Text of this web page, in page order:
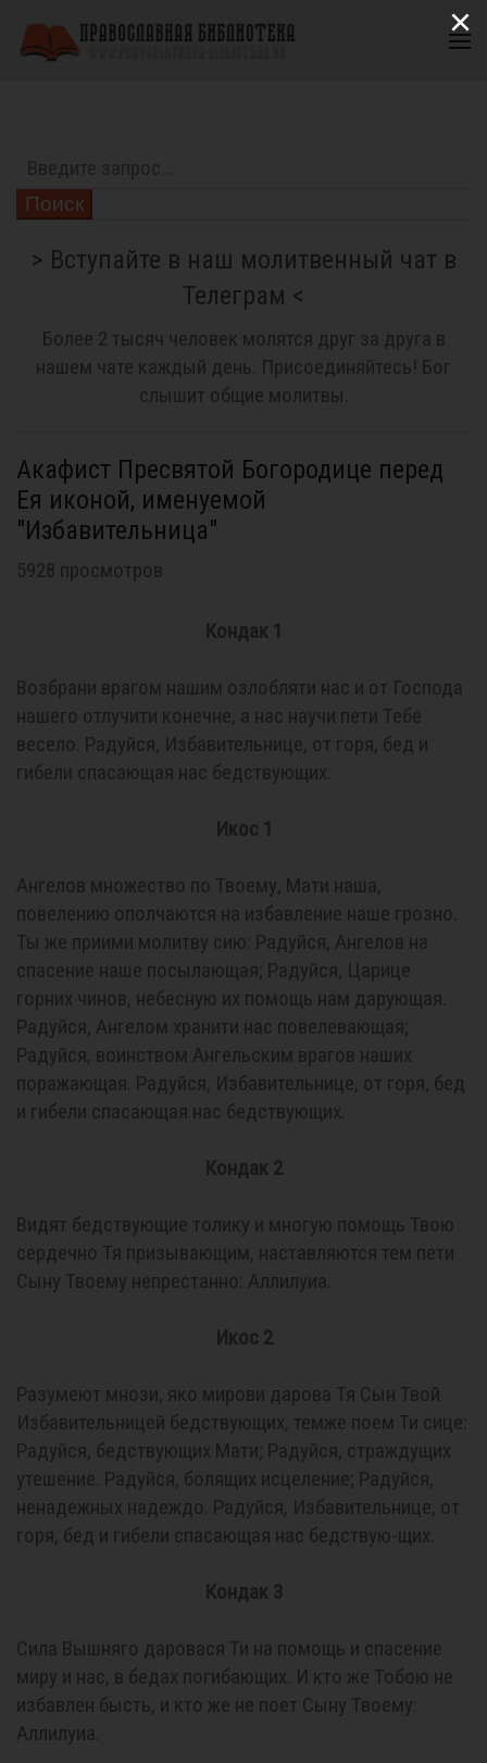
Поиск
> Вступайте в наш молитвенный чат в
Телеграм <
Более 2 тысяч человек молятся друг за друга в
нашем чате каждый день. Присоединяйтесь! Бог
слышит общие молитвы.
Акафист Пресвятой Богородице перед
Ея иконой, именуемой
"Избавительница"
5928 просмотров
Кондак 1
Возбрани врагом нашим озлобляти нас и от Господа
нашего отлучити конечне, а нас научи пети Тебе
весело: Радуйся, Избавительнице, от горя, бед и
гибели спасающая нас бедствующих.
Икос 1
Ангелов множество по Твоему, Мати наша,
повелению ополчаются на избавление наше грозно.
Ты же приими молитву сию: Радуйся, Ангелов на
спасение наше посылающая; Радуйся, Царице
горних чинов, небесную их помощь нам дарующая.
Радуйся, Ангелом хранити нас повелевающая;
Радуйся, воинством Ангельским врагов наших
поражающая. Радуйся, Избавительнице, от горя, бед
и гибели спасающая нас бедствующих.
Кондак 2
Видят бедствующие толику и многую помощь Твою
сердечно Тя призывающим, наставляются тем пети
Сыну Твоему непрестанно: Аллилуиа.
Икос 2
Разумеют мнози, яко мирови дарова Тя Сын Твой
Избавительницей бедствующих, темже поем Ти сице:
Радуйся, бедствующих Мати; Радуйся, страждущих
утешение. Радуйся, болящих исцеление; Радуйся,
ненадежных надеждо. Радуйся, Избавительнице, от
горя, бед и гибели спасающая нас бедствую-щих.
Кондак 3
Сила Вышняго даровася Ти на помощь и спасение
миру и нас, в бедах погибающих. И кто же Тобою не
избавлен бысть, и кто же не поет Сыну Твоему:
Аллилуиа.
×